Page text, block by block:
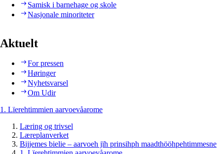
Samisk i barnehage og skole
Nasjonale minoriteter
Aktuelt
For pressen
Høringer
Nyhetsvarsel
Om Udir
1. Lïerehtimmien aarvoevåarome
Læring og trivsel
Læreplanverket
Bijjemes bielie – aarvoeh jïh prinsihph maadthööhpehtimmesne